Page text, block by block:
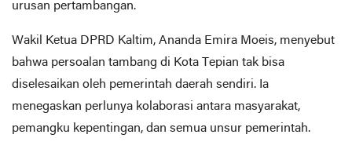
urusan pertambangan.
Wakil Ketua DPRD Kaltim, Ananda Emira Moeis, menyebut
bahwa persoalan tambang di Kota Tepian tak bisa
diselesaikan oleh pemerintah daerah sendiri. Ia
menegaskan perlunya kolaborasi antara masyarakat,
pemangku kepentingan, dan semua unsur pemerintah.